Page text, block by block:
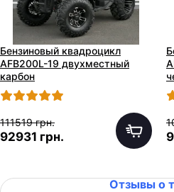
Бензиновый квадроцикл
AFB200L-19 двухместный
карбон
111519 грн.
92931 грн.
Отзывы о